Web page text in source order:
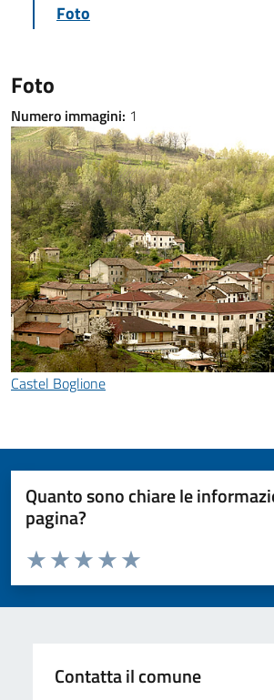
Foto
Foto
Numero immagini: 1
Castel Boglione
Quanto sono chiare le
pagina?
Valuta da 1 a 5 stelle la pagina
Valuta 5 stelle su 5
Valuta 4 stelle su 5
Valuta 3 stelle su 5
Valuta 2 stelle su 5
Valuta 1 stelle su 5
Contatta il comune